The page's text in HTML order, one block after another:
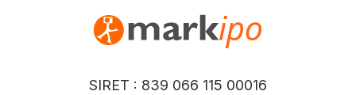
SIRET : 839 066 115 00016